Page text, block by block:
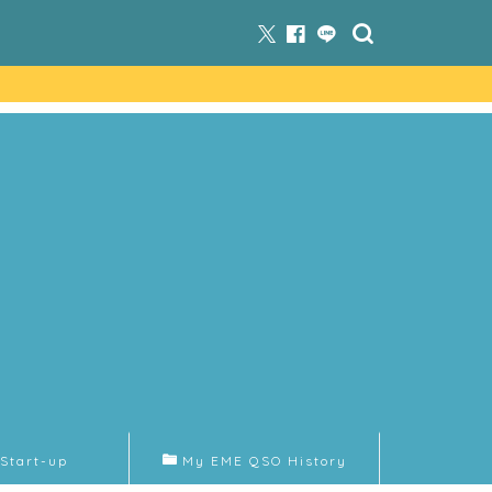
Start-up My EME QSO History